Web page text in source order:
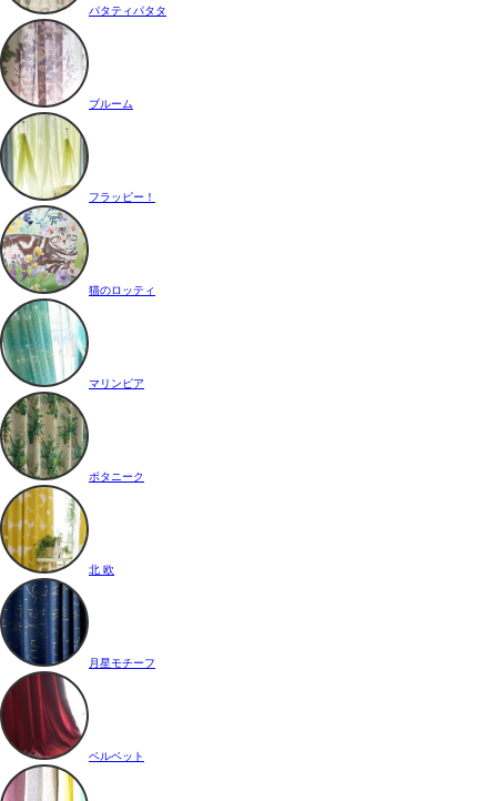
パタティパタタ
ブルーム
フラッピー！
猫のロッティ
マリンピア
ボタニーク
北 欧
月星モチーフ
ベルベット